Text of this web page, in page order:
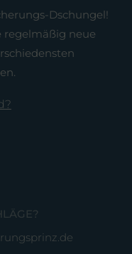
Dschungel!
regelmäßig neue